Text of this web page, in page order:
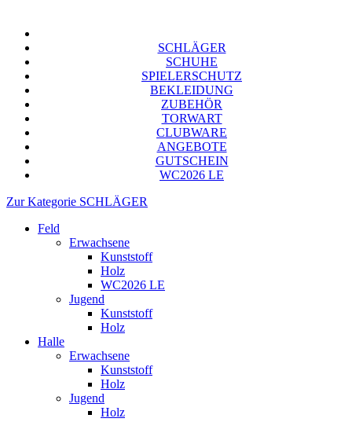
SCHLÄGER
SCHUHE
SPIELERSCHUTZ
BEKLEIDUNG
ZUBEHÖR
TORWART
CLUBWARE
ANGEBOTE
GUTSCHEIN
WC2026 LE
Zur Kategorie SCHLÄGER
Feld
Erwachsene
Kunststoff
Holz
WC2026 LE
Jugend
Kunststoff
Holz
Halle
Erwachsene
Kunststoff
Holz
Jugend
Holz